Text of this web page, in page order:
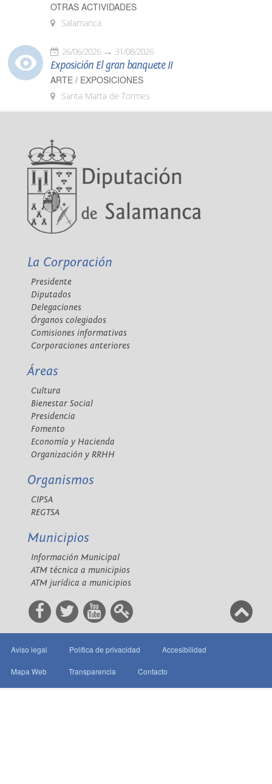
OTRAS ACTIVIDADES
Salamanca
26/06/2026 31/08/2026
Exposición El gran banquete II
ARTE / EXPOSICIONES
Santa Marta de Tormes
La Corporación
Presidente
Diputados
Delegaciones
Órganos colegiados
Comisiones informativas
Corporaciones anteriores
Áreas
Cultura
Bienestar Social
Presidencia
Fomento
Economía y Hacienda
Organización y RRHH
Organismos
CIPSA
REGTSA
Municipios
Información Municipal
ATM técnica a municipios
ATM jurídica a municipios
Aviso legal Política de privacidad Accesibilidad
Mapa Web Transparencia Contacto